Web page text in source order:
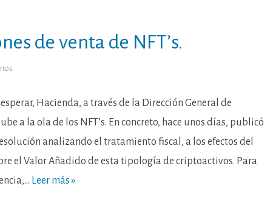
de venta de NFT’s.
las
operaciones
de
venta
de
NFT’s.
Hacienda, a través de la Dirección General de
a la ola de los NFT’s. En concreto, hace unos días, publicó
analizando el tratamiento fiscal, a los efectos del
el Valor Añadido de esta tipología de criptoactivos. Para
Leer más »